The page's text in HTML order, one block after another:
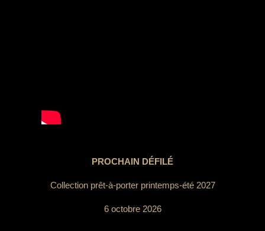
PROCHAIN DÉFILÉ
Collection prêt-à-porter printemps-été 2027
6 octobre 2026